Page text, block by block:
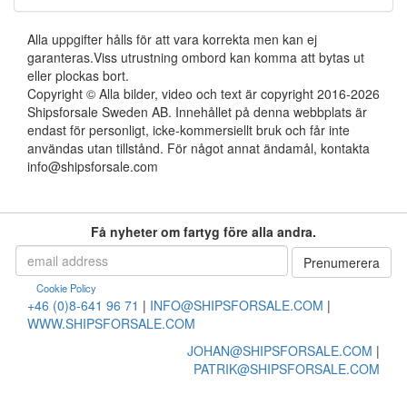
Alla uppgifter hålls för att vara korrekta men kan ej
garanteras.Viss utrustning ombord kan komma att bytas ut
eller plockas bort.
Copyright © Alla bilder, video och text är copyright 2016-2026
Shipsforsale Sweden AB. Innehållet på denna webbplats är
endast för personligt, icke-kommersiellt bruk och får inte
användas utan tillstånd. För något annat ändamål, kontakta
info@shipsforsale.com
Få nyheter om fartyg före alla andra.
Cookie Policy
+46 (0)8-641 96 71 | INFO@SHIPSFORSALE.COM |
WWW.SHIPSFORSALE.COM
JOHAN@SHIPSFORSALE.COM |
PATRIK@SHIPSFORSALE.COM